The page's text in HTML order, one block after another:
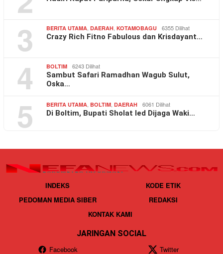
3 BERITA UTAMA, DAERAH, KOTAMOBAGU 6355 Dilihat
Crazy Rich Fitno Fabulous dan Krisdayant…
4 BOLTIM 6243 Dilihat
Sambut Safari Ramadhan Wagub Sulut,
Oska…
5 BERITA UTAMA, BOLTIM, DAERAH 6061 Dilihat
Di Boltim, Bupati Sholat Ied Dijaga Waki…
INDEKS
KODE ETIK
PEDOMAN MEDIA SIBER
REDAKSI
KONTAK KAMI
JARINGAN SOCIAL
Facebook
Twitter